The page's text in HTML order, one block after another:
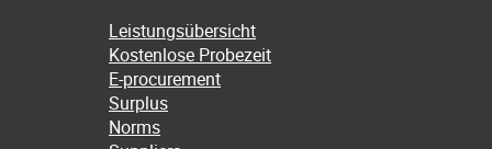
Leistungsübersicht
Kostenlose Probezeit
E-procurement
Surplus
Norms